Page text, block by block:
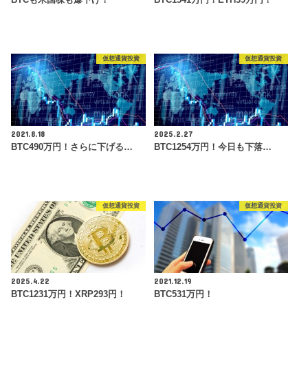
仮想通貨投資
2021.8.18
BTC490万円！さらに下げる…
仮想通貨投資
2025.2.27
BTC1254万円！今日も下落…
仮想通貨投資
2025.4.22
BTC1231万円！XRP293円！
仮想通貨投資
2021.12.19
BTC531万円！